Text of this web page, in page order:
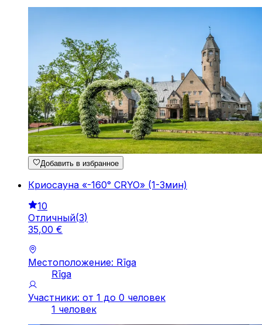
Добавить в избранное
Криосауна «-160° CRYO» (1-3мин)
10
Отличный(3)
35,00 €
Местоположение: Rīga
Rīga
Участники: от 1 до 0 человек
1 человек